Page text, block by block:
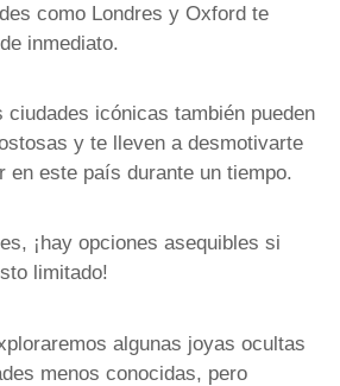
como Londres y Oxford te
inmediato.
ciudades icónicas también pueden
y te lleven a desmotivarte
en este país durante un tiempo.
¡hay opciones asequibles si
limitado!
algunas joyas ocultas
menos conocidas, pero